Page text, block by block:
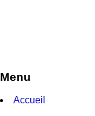
Menu
Accueil